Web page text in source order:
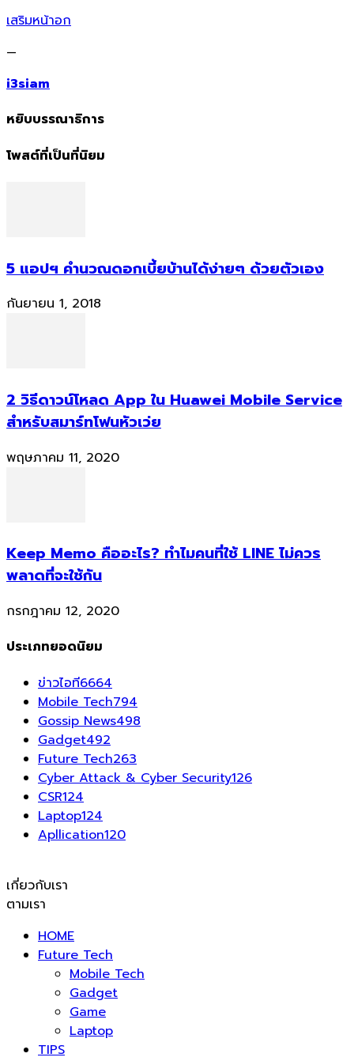
เสริมหน้าอก
—
i3siam
หยิบบรรณาธิการ
โพสต์ที่เป็นที่นิยม
5 แอปฯ คำนวณดอกเบี้ยบ้านได้ง่ายๆ ด้วยตัวเอง
กันยายน 1, 2018
2 วิธีดาวน์โหลด App ใน Huawei Mobile Service
สำหรับสมาร์ทโฟนหัวเว่ย
พฤษภาคม 11, 2020
Keep Memo คืออะไร? ทำไมคนที่ใช้ LINE ไม่ควร
พลาดที่จะใช้กัน
กรกฎาคม 12, 2020
ประเภทยอดนิยม
ข่าวไอที6664
Mobile Tech794
Gossip News498
Gadget492
Future Tech263
Cyber Attack & Cyber Security126
CSR124
Laptop124
Apllication120
เกี่ยวกับเรา
ตามเรา
HOME
Future Tech
Mobile Tech
Gadget
Game
Laptop
TIPS